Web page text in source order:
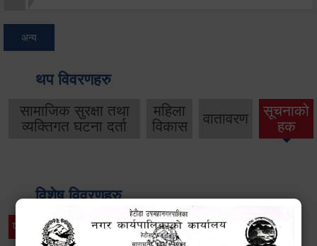
अन्य
थप विवरणहरु
सामाजिक सुरक्षा तथा
व्यक्तिगत घटना दर्ता
महिला
विकास
वातावरण
सूचनाको
हक
विशेष विवरणहरु
प्रेस नोट